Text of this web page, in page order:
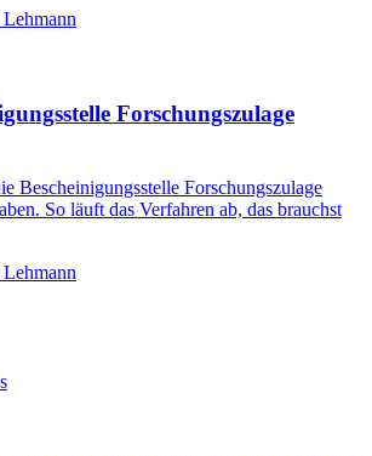
Lehmann
Forschungszulage
Bescheinigungsstelle Forschungszulage
So läuft das Verfahren ab, das brauchst
Lehmann